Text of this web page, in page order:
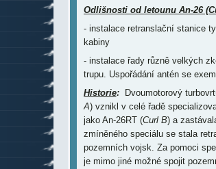
Odlišnosti od letounu An-26
- instalace retranslační stanice
kabiny
- instalace řady různě velkých
trupu. Uspořádání antén se
Historie:Dvoumotorový
A) vznikl v celé řadě
jako An-26RT (Curl B) a
zmíněného speciálu se stala
pozemních vojsk. Za pomoci
je mimo jiné možné spojit